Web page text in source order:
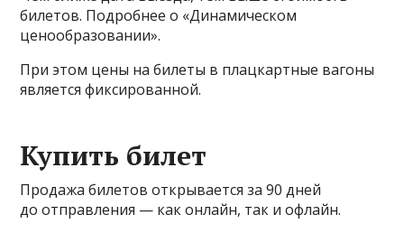
билетов. Подробнее о «Динамическом
ценообразовании».
При этом цены на билеты в плацкартные вагоны
является фиксированной.
Купить билет
Продажа билетов открывается за 90 дней
до отправления — как онлайн, так и офлайн.